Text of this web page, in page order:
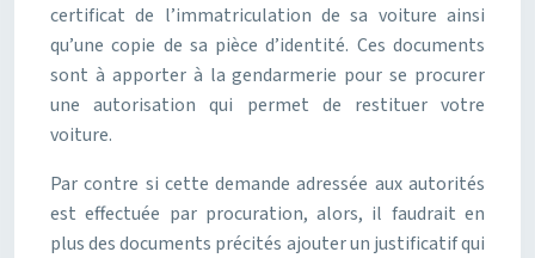
certificat de l’immatriculation de sa voiture ainsi
qu’une copie de sa pièce d’identité. Ces documents
sont à apporter à la gendarmerie pour se procurer
une autorisation qui permet de restituer votre
voiture.
Par contre si cette demande adressée aux autorités
est effectuée par procuration, alors, il faudrait en
plus des documents précités ajouter un justificatif qui